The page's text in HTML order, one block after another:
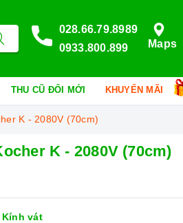
Maps
028.66.79.8989
0933.800.899
THU CŨ ĐỔI MỚI KHUYẾN MÃI
K - 2080V (70cm)
K - 2080V (70cm)
Kính vát